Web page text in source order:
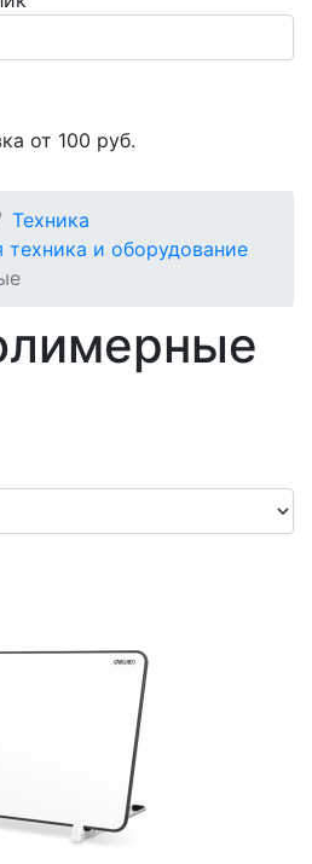
от 100 руб.
Техника
техника и оборудование